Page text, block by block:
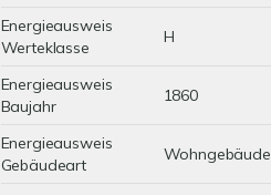
Energieausweis
Werteklasse
H
Energieausweis
Baujahr
1860
Energieausweis
Gebäudeart
Wohngebäude